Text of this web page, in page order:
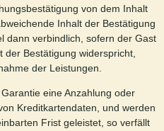
von dem Inhalt
Inhalt der Bestätigung
dann verbindlich, sofern der Gast
Bestätigung widerspricht,
der Leistungen.
eine Anzahlung oder
Kreditkartendaten, und werden
Frist geleistet, so verfällt